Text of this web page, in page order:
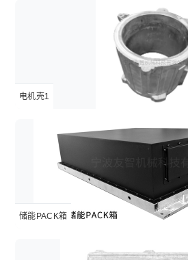
电机壳1
储能PACK箱